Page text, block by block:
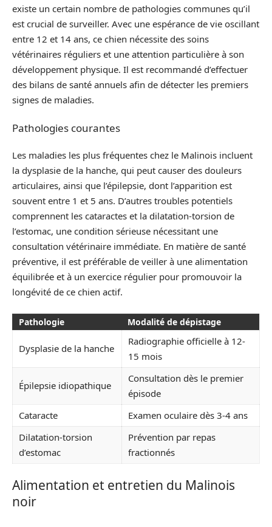
existe un certain nombre de pathologies communes qu’il
est crucial de surveiller. Avec une espérance de vie oscillant
entre 12 et 14 ans, ce chien nécessite des soins
vétérinaires réguliers et une attention particulière à son
développement physique. Il est recommandé d’effectuer
des bilans de santé annuels afin de détecter les premiers
signes de maladies.
Pathologies courantes
Les maladies les plus fréquentes chez le Malinois incluent
la dysplasie de la hanche, qui peut causer des douleurs
articulaires, ainsi que l’épilepsie, dont l’apparition est
souvent entre 1 et 5 ans. D’autres troubles potentiels
comprennent les cataractes et la dilatation-torsion de
l’estomac, une condition sérieuse nécessitant une
consultation vétérinaire immédiate. En matière de santé
préventive, il est préférable de veiller à une alimentation
équilibrée et à un exercice régulier pour promouvoir la
longévité de ce chien actif.
Pathologie Modalité de dépistage
Dysplasie de la hanche
Radiographie officielle à 12-
15 mois
Épilepsie idiopathique
Consultation dès le premier
épisode
Cataracte
Examen oculaire dès 3-4 ans
Dilatation-torsion
d’estomac
Prévention par repas
fractionnés
Alimentation et entretien du Malinois
noir